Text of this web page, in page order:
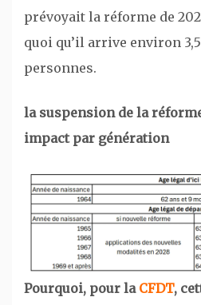
prévoyait la réforme de
quoi qu’il arrive environ
personnes.
la suspension de la
impact par génération
Pourquoi, pour laCFDT,